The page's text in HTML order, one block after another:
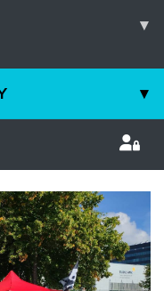
▾
▾